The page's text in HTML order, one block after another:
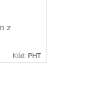
z
Kód: PHT